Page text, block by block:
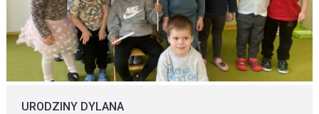
URODZINY DYLANA